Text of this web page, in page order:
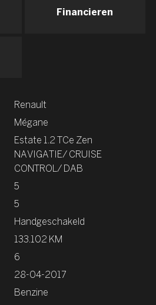
Financieren
Renault
Mégane
Estate 1.2 TCe Zen
NAVIGATIE/ CRUISE
CONTROL/ DAB
5
5
Handgeschakeld
133.102 KM
6
28-04-2017
Benzine